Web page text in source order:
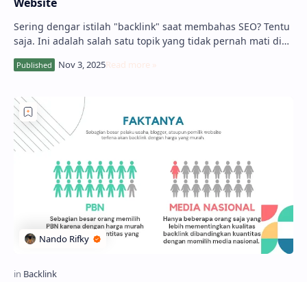
Sering dengar istilah "backlink" saat membahas SEO? Tentu
saja. Ini adalah salah satu topik yang tidak pernah mati di